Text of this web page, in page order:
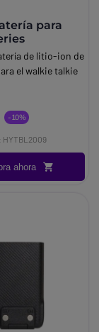
para
de litio-ion de
el walkie talkie
-10%
HYTBL2009
ahora